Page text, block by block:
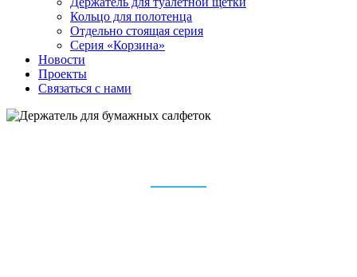
Кольцо для полотенца
Отдельно стоящая серия
Серия «Корзина»
Новости
Проекты
Связаться с нами